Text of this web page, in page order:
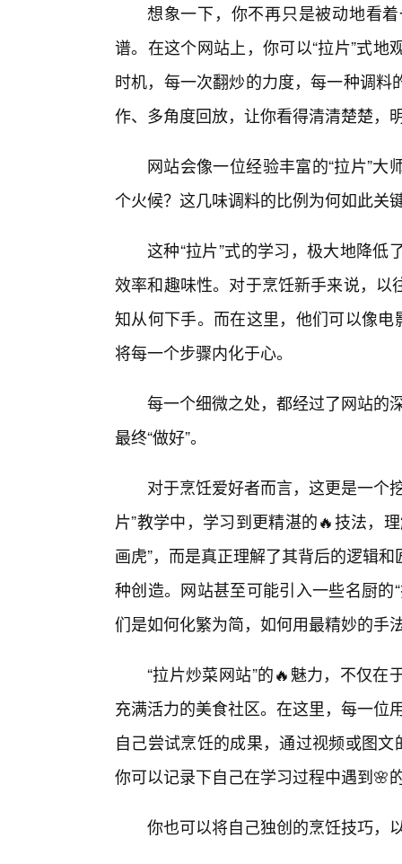
想象一下，你不再只是被动地看
谱。在这个网站上，你可以“拉片”式
时机，每一次翻炒的力度，每一种调
作、多角度回放，让你看得清清楚楚，
网站会像一位经验丰富的“拉片”
个火候？这几味调料的比例为何如此关
这种“拉片”式的学习，极大地降
效率和趣味性。对于烹饪新手来说，
知从何下手。而在这里，他们可以像
将每一个步骤内化于心。
每一个细微之处，都经过了网站的
最终“做好”。
对于烹饪爱好者而言，这更是一个
片”教学中，学习到更精湛的🔥技法，
画虎”，而是真正理解了其背后的逻辑
种创造。网站甚至可能引入一些名厨
们是如何化繁为简，如何用最精妙的手
“拉片炒菜网站”的🔥魅力，不仅
充满活力的美食社区。在这里，每一位
自己尝试烹饪的成果，通过视频或图
你可以记录下自己在学习过程中遇到🌸
你也可以将自己独创的烹饪技巧，